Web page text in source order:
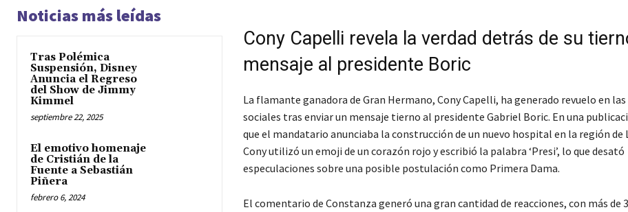
Noticias más leídas
Tras Polémica
Suspensión, Disney
Anuncia el Regreso
del Show de Jimmy
Kimmel
septiembre 22, 2025
El emotivo homenaje
de Cristián de la
Fuente a Sebastián
Piñera
febrero 6, 2024
Cony Capelli revela la verdad detrás de su
mensaje al presidente Boric
La flamante ganadora de Gran Hermano, Cony Capelli, ha generado revuelo en las
sociales tras enviar un mensaje tierno al presidente Gabriel Boric. En una
que el mandatario anunciaba la construcción de un nuevo hospital en la región de
Cony utilizó un emoji de un corazón rojo y escribió la palabra ‘Presi’, lo que desató
especulaciones sobre una posible postulación como Primera Dama.
El comentario de Constanza generó una gran cantidad de reacciones, con más de